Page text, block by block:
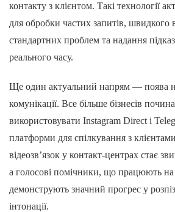
контакту з клієнтом. Такі технології
для обробки частих запитів, швидкого
стандартних проблем та надання
реального часу.
Ще один актуальний напрям — поява
комунікації. Все більше бізнесів
використовувати Instagram Direct і
платформи для спілкування з
відеозв’язок у контакт-центрах стає
а голосові помічники, що працюють на
демонструють значний прогрес у
інтонації.